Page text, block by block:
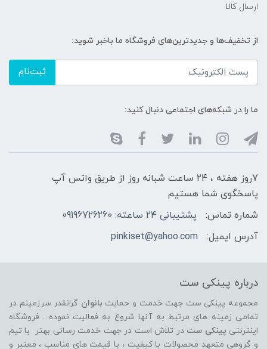
ارسال کالا
از تخفیف‌ها و جدیدترین‌های فروشگاه ما باخبر شوید:
ثبت‌نام
ما را در شبکه‌های اجتماعی دنبال کنید:
7روز هفته ، ۲۴ ساعت شبانه‌ روز از طریق واتس آپ
پاسخگوی شما هستیم
شماره تماس:
پشتیبانی ۲۴ ساعته: 09196726260
آدرس ایمیل:
pinkiset@yahoo.com
درباره پینکی ست
مجموعه پینکی ست جهت خدمت و حمایت بانوان گرانقدر سرزمینم در
تمامی زمینه های مرتبط به آنها شروع به فعالیت نموده . فروشگاه
اینترنتی پینکی ست در تلاش است در جهت خدمت رسانی بهتر با تیم
و گروهی متعهد محصولات با کیفیت ، با قیمت های مناسب ، معتبر و